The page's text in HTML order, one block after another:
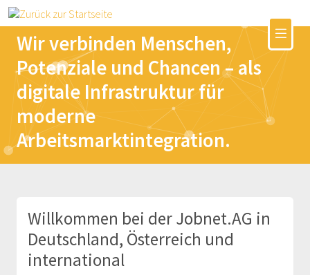
Wir verbinden Menschen,
Potenziale und Chancen – als
digitale Infrastruktur für
moderne
Arbeitsmarktintegration.
Willkommen bei der Jobnet.AG in
Deutschland, Österreich und
international